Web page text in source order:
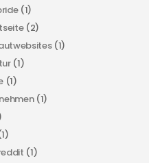
(1)
(2)
(1)
(1)
(1)
(1)
(1)